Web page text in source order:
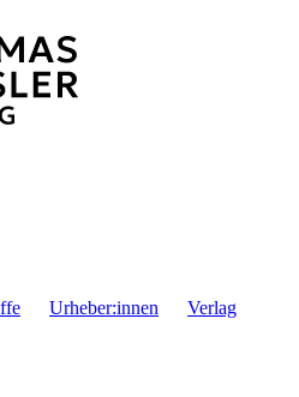
Urheber:innen Verlag